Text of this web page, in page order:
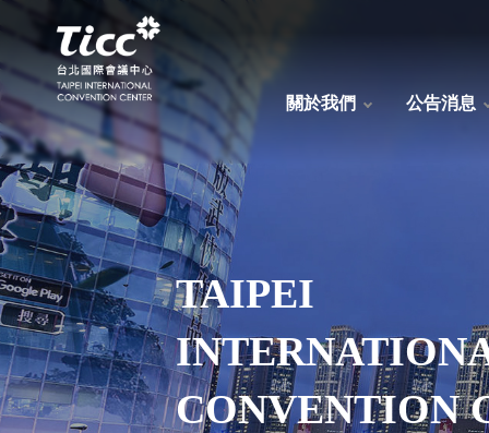
關於我們 公告消息
TAIPEI
CONVENTION